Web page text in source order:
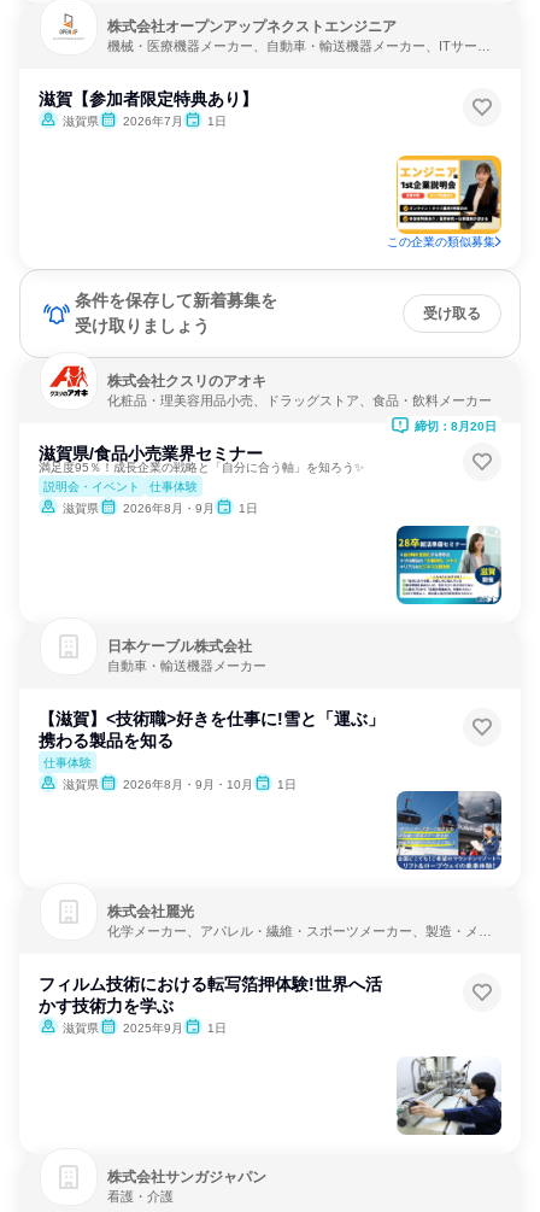
株式会社オープンアップネクストエンジニア
機械・医療機器メーカー、自動車・輸送機器メーカー、ITサービ
滋賀【参加者限定特典あり】
滋賀県 2026年7月 1日
この企業の類似募集
条件を保存して新着募集を
受け取りましょう
受け取る
株式会社クスリのアオキ
化粧品・理美容用品小売、ドラッグストア、食品・飲料メーカー
滋賀県/食品小売業界セミナー
満足度95％！成長企業の戦略と「自分に合う軸」を知ろう✨
説明会・イベント
仕事体験
滋賀県
2026年8月・9月 1日
締切：8月20日
日本ケーブル株式会社
自動車・輸送機器メーカー
【滋賀】<技術職>好きを仕事に!雪と「運ぶ」
携わる製品を知る
仕事体験
滋賀県
2026年8月・9月・10月 1日
株式会社麗光
化学メーカー、アパレル・繊維・スポーツメーカー、製造・メー
フィルム技術における転写箔押体験!世界へ活
かす技術力を学ぶ
滋賀県 2025年9月 1日
株式会社サンガジャパン
看護・介護